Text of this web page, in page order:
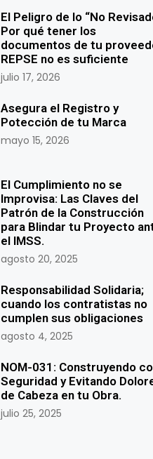
El Peligro de lo “No
Por qué tener los
documentos de tu
REPSE no es suficiente
julio 17, 2026
Asegura el Registro y
Potección de tu Marca
mayo 15, 2026
El Cumplimiento no se
Improvisa: Las Claves del
Patrón de la Construcción
para Blindar tu Proyecto
el IMSS.
agosto 20, 2025
Responsabilidad Solidaria;
cuando los contratistas no
cumplen sus obligaciones
agosto 4, 2025
NOM-031: Construyendo
Seguridad y Evitando
de Cabeza en tu Obra.
julio 25, 2025